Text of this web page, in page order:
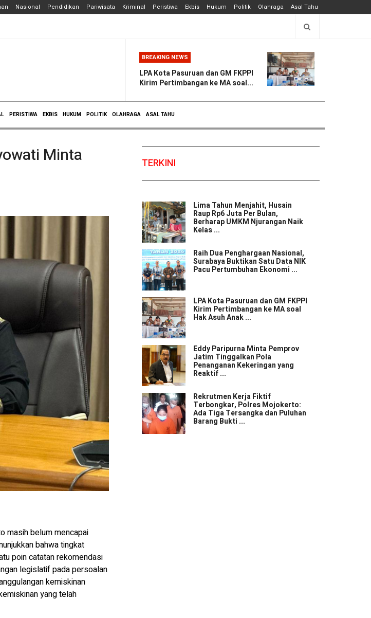
Nasional Pendidikan Pariwisata Kriminal Peristiwa Ekbis Hukum Politik Olahraga Asal Tahu
BREAKING NEWS
LPA Kota Pasuruan dan GM FKPPI
Kirim Pertimbangan ke MA soal...
PERISTIWA EKBIS HUKUM POLITIK OLAHRAGA ASAL TAHU
Minta
masih belum mencapai
bahwa tingkat
poin catatan rekomendasi
legislatif pada persoalan
kemiskinan
yang telah
TERKINI
Lima Tahun Menjahit, Husain
Raup Rp6 Juta Per Bulan,
Berharap UMKM Njurangan Naik
Kelas ...
Raih Dua Penghargaan Nasional,
Surabaya Buktikan Satu Data NIK
Pacu Pertumbuhan Ekonomi ...
LPA Kota Pasuruan dan GM FKPPI
Kirim Pertimbangan ke MA soal
Hak Asuh Anak ...
Eddy Paripurna Minta Pemprov
Jatim Tinggalkan Pola
Penanganan Kekeringan yang
Reaktif ...
Rekrutmen Kerja Fiktif
Terbongkar, Polres Mojokerto:
Ada Tiga Tersangka dan Puluhan
Barang Bukti ...